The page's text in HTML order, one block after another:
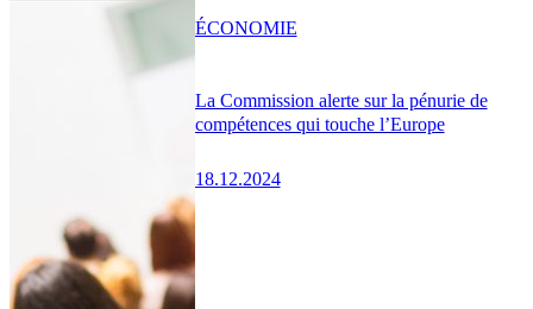
La Commission alerte sur la pénurie de
compétences qui touche l’Europe
18.12.2024
ÉCONOMIE